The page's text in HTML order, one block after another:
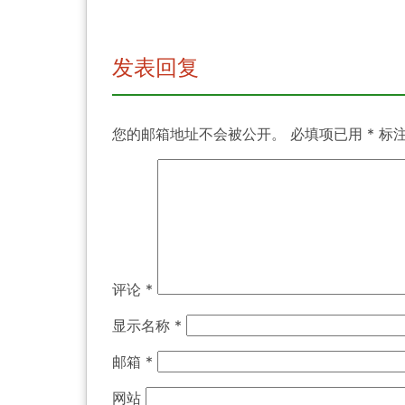
发表回复
您的邮箱地址不会被公开。 必填项已用 * 标
评论 *
显示名称 *
邮箱 *
网站